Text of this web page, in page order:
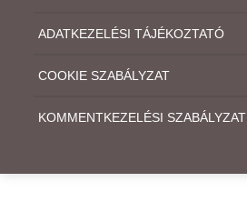
ADATKEZELÉSI TÁJÉKOZTATÓ
COOKIE SZABÁLYZAT
KOMMENTKEZELÉSI SZABÁLYZAT